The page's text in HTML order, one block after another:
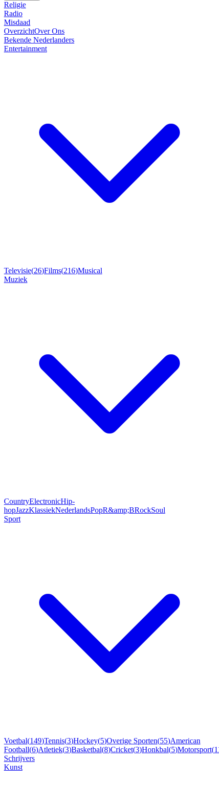
Religie
Radio
Misdaad
OverzichtOver Ons
Bekende Nederlanders
Entertainment
Televisie(26)Films(216)Musical
Muziek
CountryElectronicHip-
hopJazzKlassiekNederlandsPopR&amp;BRockSoul
Sport
Voetbal(149)Tennis(3)Hockey(5)Overige Sporten(55)American
Football(6)Atletiek(3)Basketbal(8)Cricket(3)Honkbal(5)Motorsport(
Schrijvers
Kunst